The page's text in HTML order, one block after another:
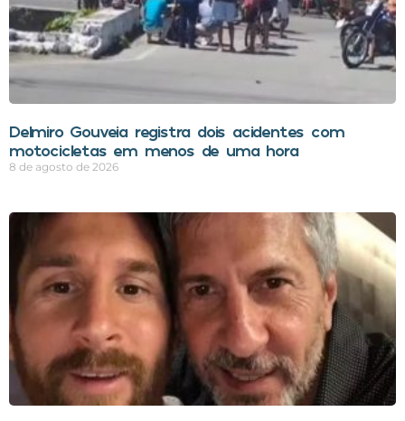
Delmiro Gouveia registra dois acidentes com
motocicletas em menos de uma hora
8 de agosto de 2026